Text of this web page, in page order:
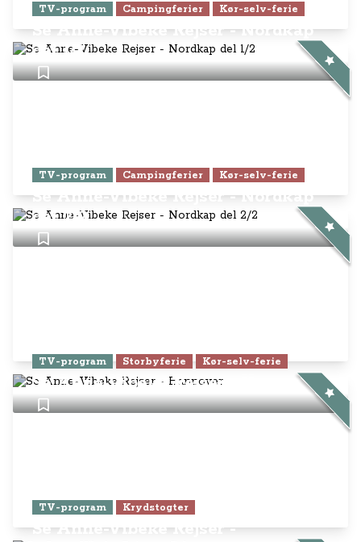
TV-program Campingferier Kør-selv-ferie
Se Anne-Vibeke Rejser - Nordkap
del 1/2
TV-program Campingferier Kør-selv-ferie
Se Anne-Vibeke Rejser - Nordkap
del 2/2
TV-program Storbyferie Kør-selv-ferie
Se Anne-Vibeke Rejser - Hannover
TV-program Krydstogter
Se Anne-Vibeke Rejser -